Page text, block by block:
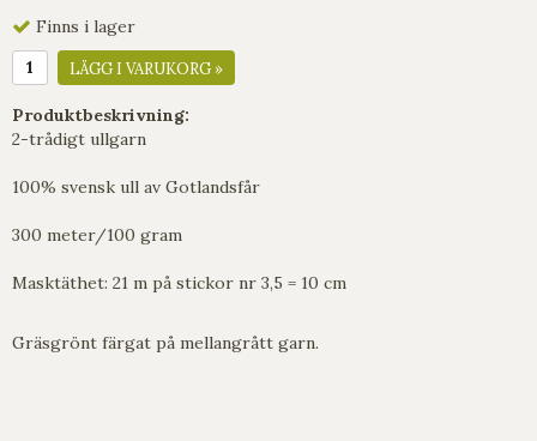
Finns i lager
LÄGG I VARUKORG »
Produktbeskrivning:
2-trådigt ullgarn
100% svensk ull av Gotlandsfår
300 meter/100 gram
Masktäthet: 21 m på stickor nr 3,5 = 10 cm
Gräsgrönt färgat på mellangrått garn.